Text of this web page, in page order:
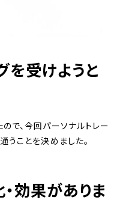
を受けようと
で、今回パーソナルトレー
うことを決めました。
効果がありま